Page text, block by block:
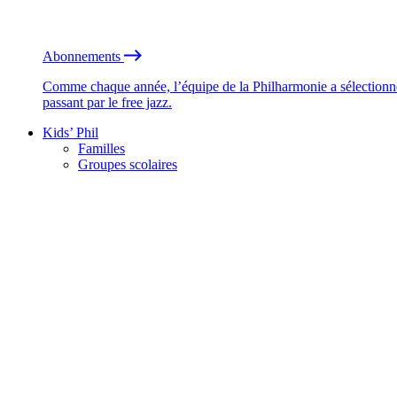
Abonnements
Comme chaque année, l’équipe de la Philharmonie a
passant par le free jazz.
Kids’ Phil
Familles
Groupes scolaires